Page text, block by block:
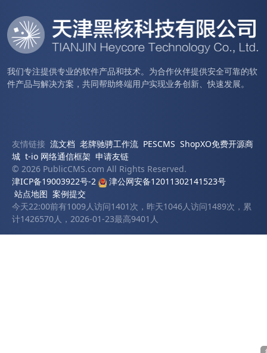
我们专注提供专业的软件产品和技术。为合作伙伴提供安全可靠的软
件产品与解决方案，共同帮助终端用户实现业务创新、快速发展。
友情链接 流文档 老牌驰骋工作流 PESCMS ShopXO免费开源商
城 t-io 网络通信框架 申请友链
© 2026 PublicCMS.com All Rights Reserved.
津ICP备19003922号-2
津公网安备12011302141523号
站点地图 案例提交
今天22:00前有1009人访问1401次，昨天1046人访问1489次，累
计1426570人，2026-01-23最高9401人